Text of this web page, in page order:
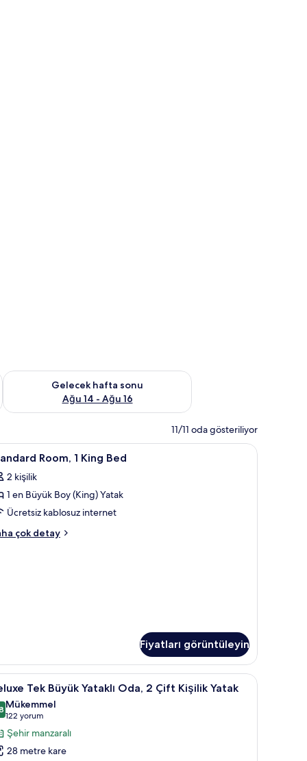
7 - Ağu 9
Gelecek hafta sonu
Ağu 14 - Ağu 16
Önümüzdeki hafta sonu için müsaitliği kontrol et Ağu 14 -
11/11 oda gösteriliyor
kurutma makinesi, havlu Yastık yüzeyli yatak, odada kasa, masa
3 Room, 1 King Bed
2 kişilik
1 en Büyük Boy (King) Yatak
Ücretsiz kablosuz internet
çok detay
Fiyatları görüntüleyin
| Yastık yüzeyli yatak, odada kasa, masaDeluxe Tek Büyük Yataklı Oda, 2 Çift Kişilik
4 Tek Büyük Yataklı Oda, 2 Çift Kişilik Yatak
/ 10
Mükemmel
122 yorum
(122
yorum)
Şehir manzaralı
28 metre kare